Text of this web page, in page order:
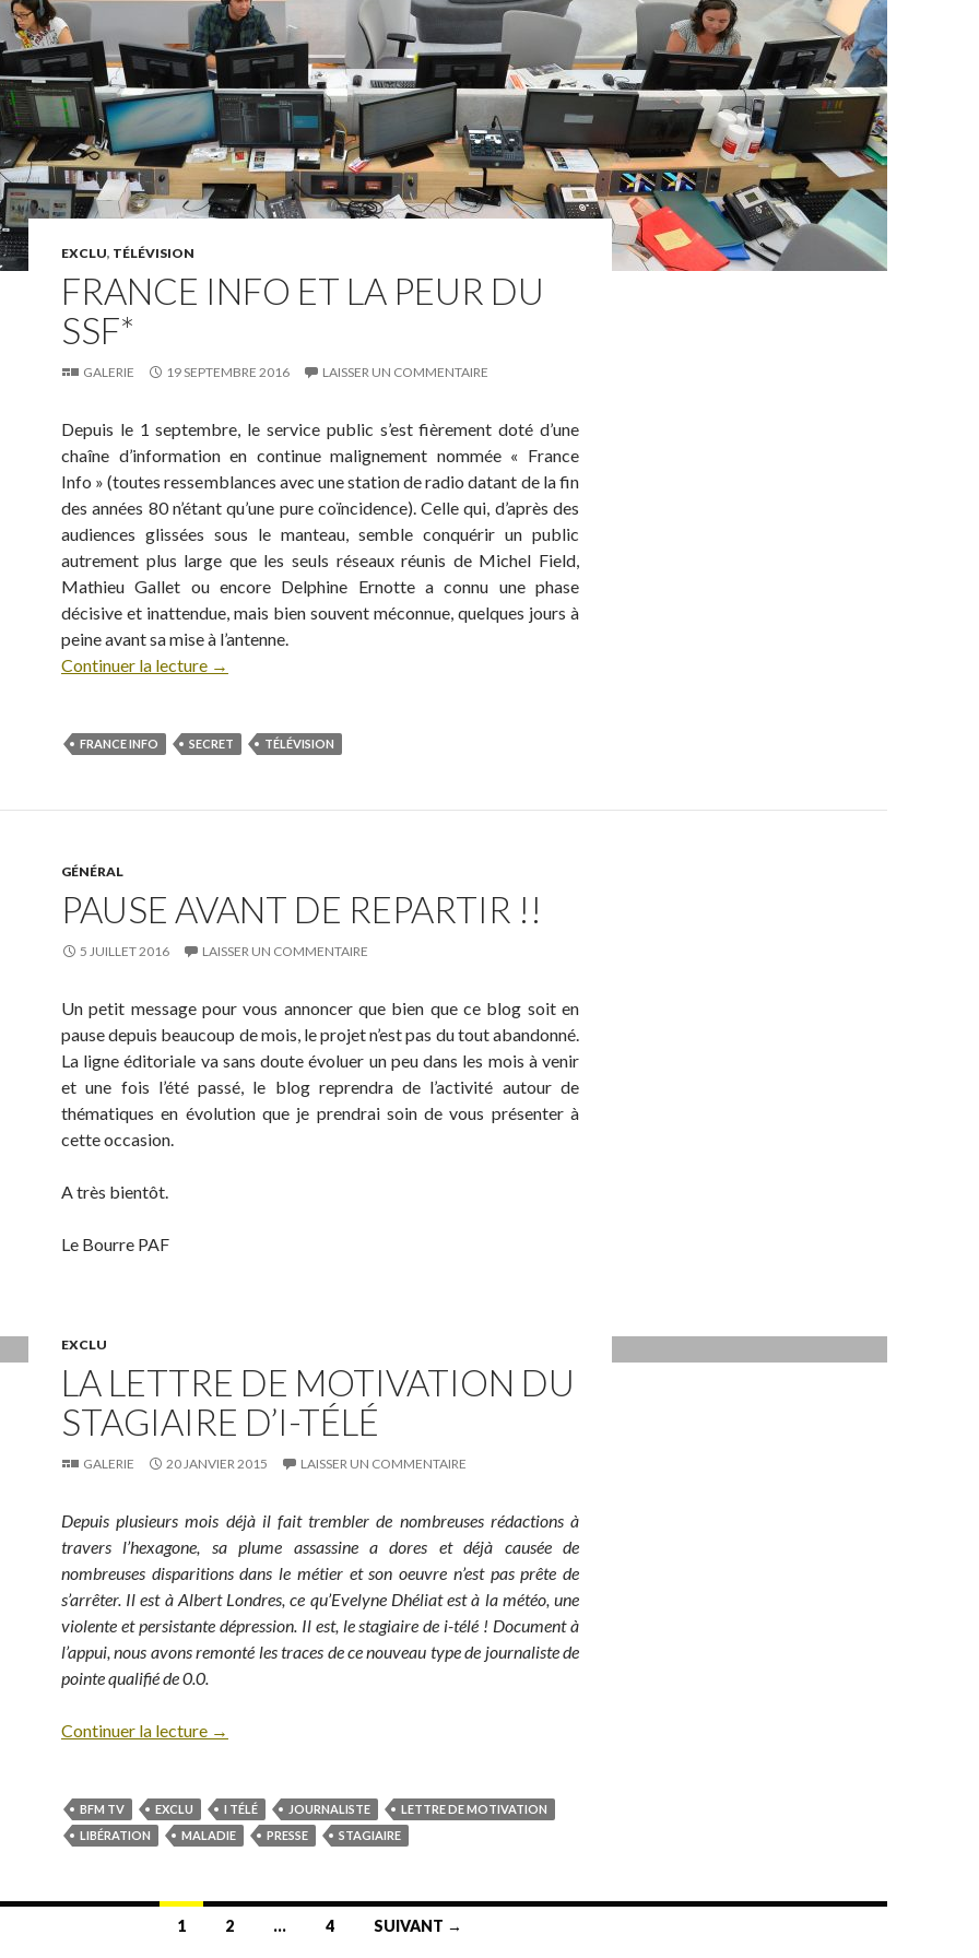
EXCLU, TÉLÉVISION
FRANCE INFO ET LA PEUR DU
SSF*
GALERIE 19 SEPTEMBRE 2016 LAISSER UN COMMENTAIRE
Depuis le 1 septembre, le service public s’est fièrement doté d’une
chaîne d’information en continue malignement nommée « France
Info » (toutes ressemblances avec une station de radio datant de la fin
des années 80 n’étant qu’une pure coïncidence). Celle qui, d’après des
audiences glissées sous le manteau, semble conquérir un public
autrement plus large que les seuls réseaux réunis de Michel Field,
Mathieu Gallet ou encore Delphine Ernotte a connu une phase
décisive et inattendue, mais bien souvent méconnue, quelques jours à
peine avant sa mise à l’antenne.
Continuer la lecture →
FRANCE INFO SECRET TÉLÉVISION
GÉNÉRAL
PAUSE AVANT DE REPARTIR !!
5 JUILLET 2016 LAISSER UN COMMENTAIRE
Un petit message pour vous annoncer que bien que ce blog soit en
pause depuis beaucoup de mois, le projet n’est pas du tout abandonné.
La ligne éditoriale va sans doute évoluer un peu dans les mois à venir
et une fois l’été passé, le blog reprendra de l’activité autour de
thématiques en évolution que je prendrai soin de vous présenter à
cette occasion.
A très bientôt.
Le Bourre PAF
EXCLU
LA LETTRE DE MOTIVATION DU
STAGIAIRE D’I-TÉLÉ
GALERIE 20 JANVIER 2015 LAISSER UN COMMENTAIRE
Depuis plusieurs mois déjà il fait trembler de nombreuses rédactions à
travers l’hexagone, sa plume assassine a dores et déjà causée de
nombreuses disparitions dans le métier et son oeuvre n’est pas prête de
s’arrêter. Il est à Albert Londres, ce qu’Evelyne Dhéliat est à la météo, une
violente et persistante dépression. Il est, le stagiaire de i-télé ! Document à
l’appui, nous avons remonté les traces de ce nouveau type de journaliste de
pointe qualifié de 0.0.
Continuer la lecture →
BFM TV EXCLU I TÉLÉ JOURNALISTE
LETTRE DE MOTIVATION
LIBÉRATION
MALADIE PRESSE STAGIAIRE
1 2 … 4 SUIVANT →